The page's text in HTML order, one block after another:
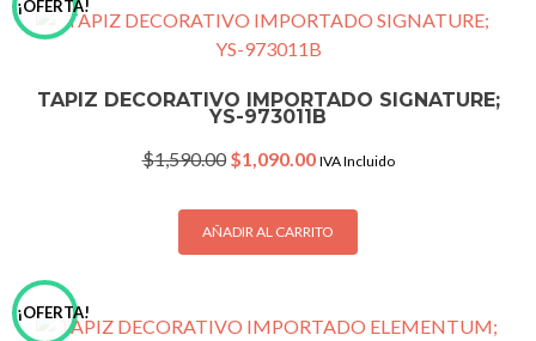
¡OFERTA!
TAPIZ DECORATIVO IMPORTADO SIGNATURE;
YS-973011B
$1,590.00 Original
was:
$1,590.00.
$1,090.00Current
is:
$1,090.00.
IVA Incluido
AÑADIR AL CARRITO
¡OFERTA!